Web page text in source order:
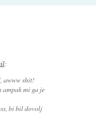
:
awww shit!
ampak mi ga je
bi bil dovolj